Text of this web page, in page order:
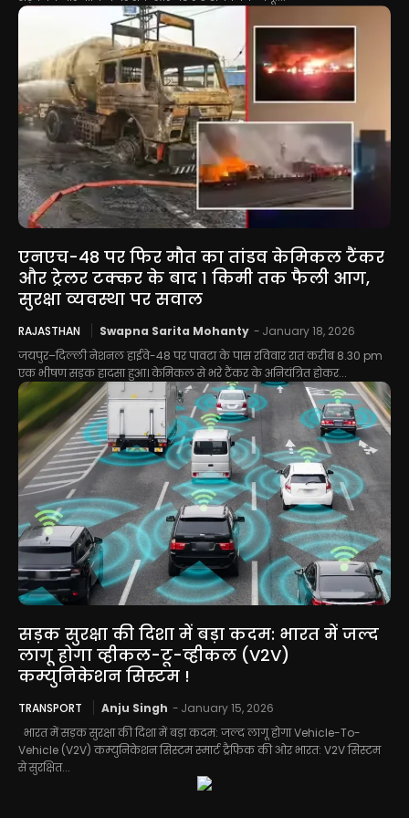
एनएच-48 पर फिर मौत का तांडव केमिकल टैंकर
और ट्रेलर टक्कर के बाद 1 किमी तक फैली आग,
सुरक्षा व्यवस्था पर सवाल
RAJASTHAN Swapna Sarita Mohanty - January 18, 2026
जयपुर–दिल्ली नेशनल हाईवे-48 पर पावटा के पास रविवार रात करीब 8.30 pm
एक भीषण सड़क हादसा हुआ। केमिकल से भरे टैंकर के अनियंत्रित होकर...
सड़क सुरक्षा की दिशा में बड़ा कदम: भारत में जल्द
लागू होगा व्हीकल-टू-व्हीकल (V2V)
कम्युनिकेशन सिस्टम !
TRANSPORT Anju Singh - January 15, 2026
भारत में सड़क सुरक्षा की दिशा में बड़ा कदम: जल्द लागू होगा Vehicle-To-
Vehicle (V2V) कम्युनिकेशन सिस्टम स्मार्ट ट्रैफिक की ओर भारत: V2V सिस्टम
से सुरक्षित...